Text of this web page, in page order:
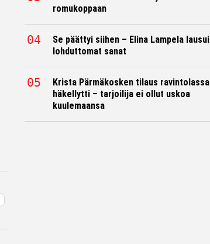
romukoppaan
Se päättyi siihen – Elina Lampela lausui
lohduttomat sanat
Krista Pärmäkosken tilaus ravintolassa
häkellytti – tarjoilija ei ollut uskoa
kuulemaansa